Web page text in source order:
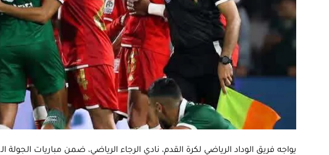
يواجه فريق الوداد الرياضي لكرة القدم، نادي الرجاء الرياضي، ضمن مباريات الجولة الـ 20 من البطولة الوطنية الاحترافية « إنوي ».